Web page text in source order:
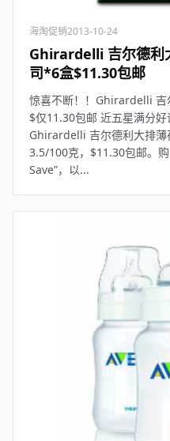
海淘促销2013-10-24
Ghirardelli 吉尔德利
司*6盒$11.30包邮
惊喜不断！！Ghirardelli
$仅11.30包邮 近五星满分
Ghirardelli 吉尔德利大排薄
3.5/100克，$11.30包邮。
Save”，以...